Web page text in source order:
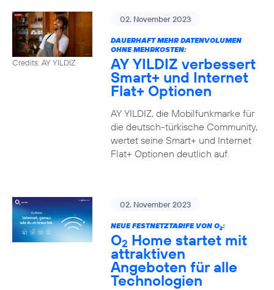
Credits: AY YILDIZ
02. November 2023
DAUERHAFT MEHR DATENVOLUMEN
OHNE MEHRKOSTEN:
AY YILDIZ verbessert
Smart+ und Internet
Flat+ Optionen
AY YILDIZ, die Mobilfunkmarke für
die deutsch-türkische Community,
wertet seine Smart+ und Internet
Flat+ Optionen deutlich auf.
02. November 2023
NEUE FESTNETZTARIFE VON O2:
O2 Home startet mit
attraktiven
Angeboten für alle
Technologien